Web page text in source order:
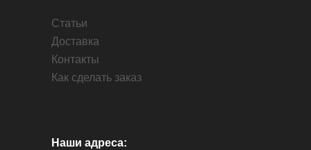
Наши адреса:
Статьи
Доставка
Контакты
Как сделать заказ